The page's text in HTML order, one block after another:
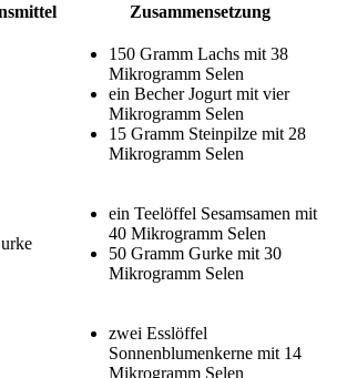
Zusammensetzung
150 Gramm Lachs mit 38
Mikrogramm Selen
ein Becher Jogurt mit vier
Mikrogramm Selen
15 Gramm Steinpilze mit 28
Mikrogramm Selen
ein Teelöffel Sesamsamen mit
40 Mikrogramm Selen
50 Gramm Gurke mit 30
Mikrogramm Selen
zwei Esslöffel
Sonnenblumenkerne mit 14
Mikrogramm Selen